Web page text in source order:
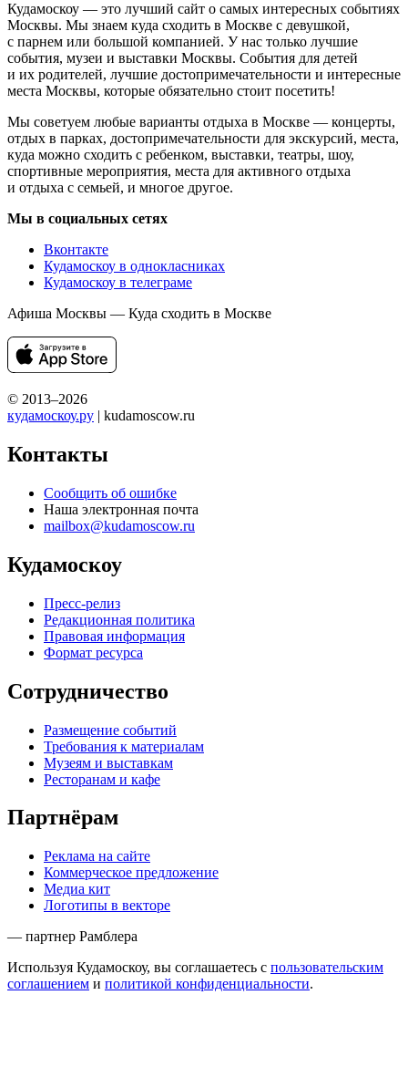
Кудамоскоу — это лучший сайт о самых интересных событиях
Москвы. Мы знаем куда сходить в Москве с девушкой,
с парнем или большой компанией. У нас только лучшие
события, музеи и выставки Москвы. События для детей
и их родителей, лучшие достопримечательности и интересные
места Москвы, которые обязательно стоит посетить!
Мы советуем любые варианты отдыха в Москве — концерты,
отдых в парках, достопримечательности для экскурсий, места,
куда можно сходить с ребенком, выставки, театры, шоу,
спортивные мероприятия, места для активного отдыха
и отдыха с семьей, и многое другое.
Мы в социальных сетях
Вконтакте
Кудамоскоу в однокласниках
Кудамоскоу в телеграме
Афиша Москвы — Куда сходить в Москве
© 2013–2026
кудамоскоу.ру | kudamoscow.ru
Контакты
Сообщить об ошибке
Наша электронная почта
mailbox@kudamoscow.ru
Кудамоскоу
Пресс-релиз
Редакционная политика
Правовая информация
Формат ресурса
Сотрудничество
Размещение событий
Требования к материалам
Музеям и выставкам
Ресторанам и кафе
Партнёрам
Реклама на сайте
Коммерческое предложение
Медиа кит
Логотипы в векторе
— партнер Рамблера
Используя Кудамоскоу, вы соглашаетесь с пользовательским
соглашением и политикой конфиденциальности.